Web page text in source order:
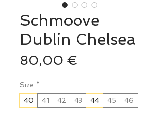
Schmoove
Dublin Chelsea
80,00 €
Size *
40
41 42 43 44 45 46